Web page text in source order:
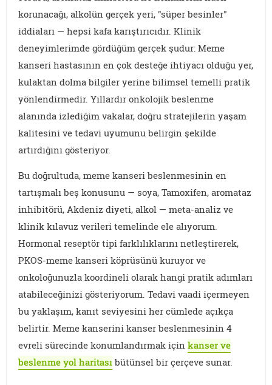
korunacağı, alkolün gerçek yeri, "süper besinler"
iddiaları — hepsi kafa karıştırıcıdır. Klinik
deneyimlerimde gördüğüm gerçek şudur: Meme
kanseri hastasının en çok desteğe ihtiyacı olduğu yer,
kulaktan dolma bilgiler yerine bilimsel temelli pratik
yönlendirmedir. Yıllardır onkolojik beslenme
alanında izlediğim vakalar, doğru stratejilerin yaşam
kalitesini ve tedavi uyumunu belirgin şekilde
artırdığını gösteriyor.
Bu doğrultuda, meme kanseri beslenmesinin en
tartışmalı beş konusunu — soya, Tamoxifen, aromataz
inhibitörü, Akdeniz diyeti, alkol — meta-analiz ve
klinik kılavuz verileri temelinde ele alıyorum.
Hormonal reseptör tipi farklılıklarını netleştirerek,
PKOS-meme kanseri köprüsünü kuruyor ve
onkoloğunuzla koordineli olarak hangi pratik adımları
atabileceğinizi gösteriyorum. Tedavi vaadi içermeyen
bu yaklaşım, kanıt seviyesini her cümlede açıkça
belirtir. Meme kanserini kanser beslenmesinin 4
evreli sürecinde konumlandırmak içinkanser ve
beslenme yol haritası bütünsel bir çerçeve sunar.